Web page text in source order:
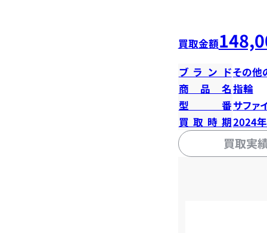
買取金額
ブランドその他
商品名指輪
型番サファ
買取時期2024
買取実